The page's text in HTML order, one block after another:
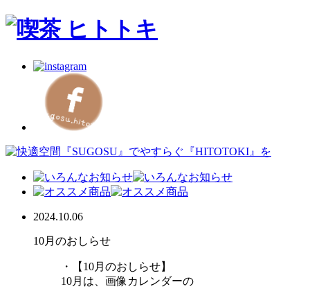
2024.10.06
10月のおしらせ
・【10月のおしらせ】
10月は、画像カレンダーの